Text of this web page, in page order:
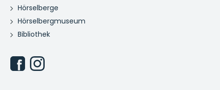
Hörselberge
Hörselbergmuseum
Bibliothek